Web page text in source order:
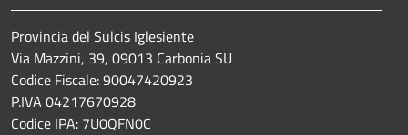
Provincia del Sulcis Iglesiente
Via Mazzini, 39, 09013 Carbonia SU
Codice Fiscale: 90047420923
P.IVA 04217670928
Codice IPA: 7U0QFN0C